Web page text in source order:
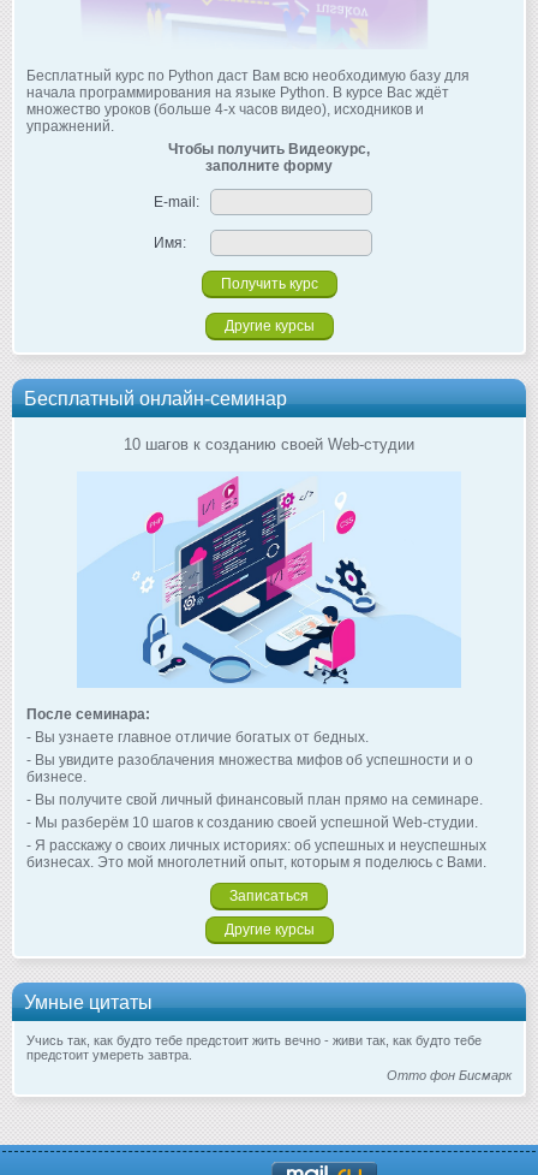
Бесплатный курс по Python даст Вам всю необходимую базу для
начала программирования на языке Python. В курсе Вас ждёт
множество уроков (больше 4-х часов видео), исходников и
упражнений.
Чтобы получить Видеокурс,
заполните форму
E-mail:
Имя:
Другие курсы
Бесплатный онлайн-семинар
10 шагов к созданию своей Web-студии
После семинара:
- Вы узнаете главное отличие богатых от бедных.
- Вы увидите разоблачения множества мифов об успешности и о
бизнесе.
- Вы получите свой личный финансовый план прямо на семинаре.
- Мы разберём 10 шагов к созданию своей успешной Web-студии.
- Я расскажу о своих личных историях: об успешных и неуспешных
бизнесах. Это мой многолетний опыт, которым я поделюсь с Вами.
Записаться
Другие курсы
Умные цитаты
Учись так, как будто тебе предстоит жить вечно - живи так, как будто тебе
предстоит умереть завтра.
Отто фон Бисмарк